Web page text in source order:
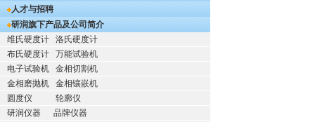
人才与招聘
研润旗下产品及公司简介
维氏硬度计
洛氏硬度计
布氏硬度计
万能试验机
电子试验机
金相切割机
金相磨抛机
金相镶嵌机
圆度仪
轮廓仪
研润仪器
品牌仪器